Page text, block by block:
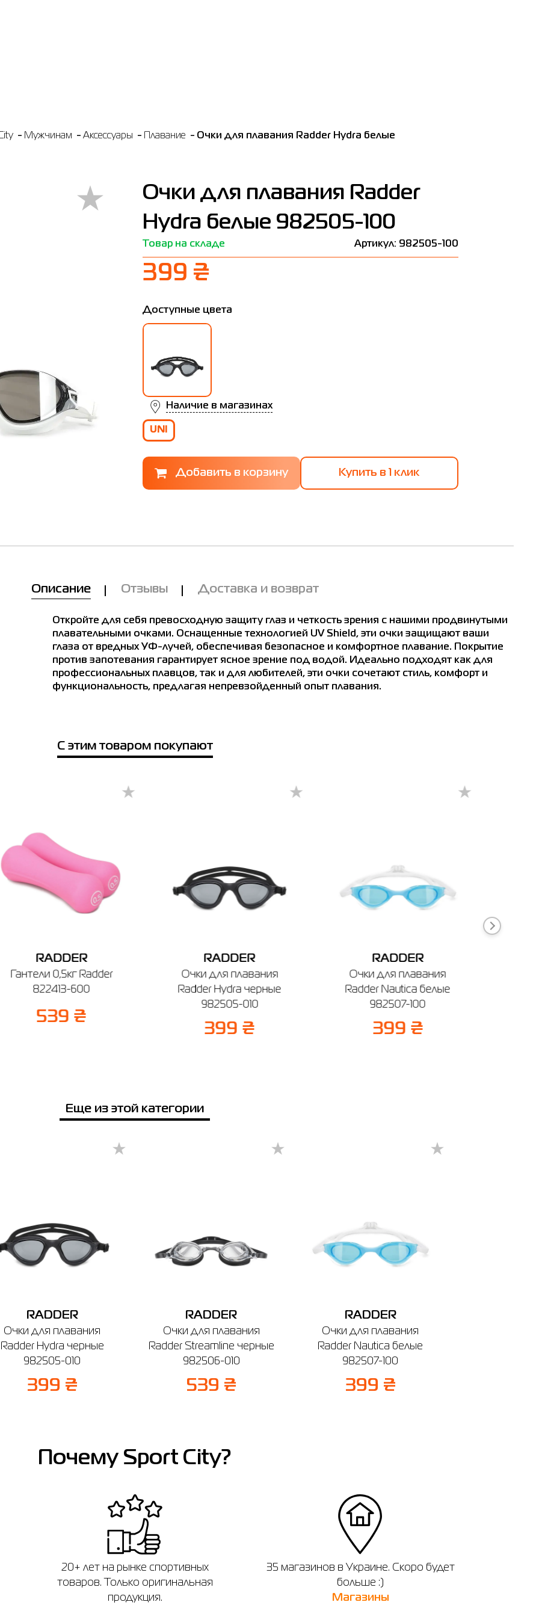
Мужчинам Аксессуары Плавание Очки для плавания Radder Hydra белые
Очки для плавания Radder
Hydra белые 982505-100
Товар на складе Артикул: 982505-100
399 ₴
Доступные цвета
Наличие в магазинах
в магазинах
плавания Radder Hydra белые 982505-100
размер
SPORT CITY
ул. Винницкая, 25
9:00 - 19:00
UNI
Купить в 1 клик
Мы Вам позвоним!
Очки для плавания Radder Hydra
399.00
Выберите размер
Имя
Описание Отзывы Доставка и возврат
Откройте для себя превосходную защиту глаз и четкость зрения с нашими продвинутыми
плавательными очками. Оснащенные технологией UV Shield, эти очки защищают ваши
глаза от вредных УФ-лучей, обеспечивая безопасное и комфортное плавание. Покрытие
против запотевания гарантирует ясное зрение под водой. Идеально подходят как для
профессиональных плавцов, так и для любителей, эти очки сочетают стиль, комфорт и
функциональность, предлагая непревзойденный опыт плавания.
С этим товаром покупают
RADDER
Гантели 0,5кг Radder
822413-600
539 ₴
RADDER
Очки для плавания
Radder Hydra черные
982505-010
399 ₴
RADDER
Очки для плавания
Radder Nautica белые
982507-100
399 ₴
Еще из этой категории
RADDER
Очки для плавания
Radder Hydra черные
982505-010
399 ₴
RADDER
Очки для плавания
Radder Streamline черные
982506-010
539 ₴
RADDER
Очки для плавания
Radder Nautica белые
982507-100
399 ₴
Почему Sport City?
20+ лет на рынке спортивных
товаров. Только оригинальная
продукция.
35 магазинов в Украине. Скоро будет
больше :)
Магазины